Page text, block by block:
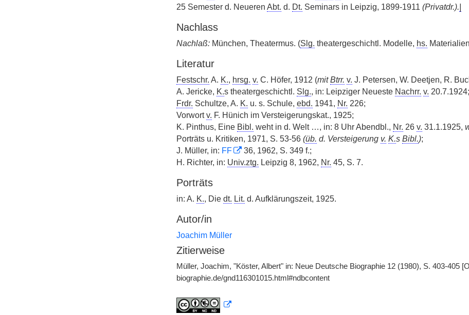
25 Semester d. Neueren Abt. d. Dt. Seminars in Leipzig, 1899-1911 (Privatdr.).
Nachlass
Nachlaß:München, Theatermus. (Slg. theatergeschichtl. Modelle, hs.
Literatur
Festschr. A. K., hrsg. v. C. Höfer, 1912 (mitBtrr. v. J. Petersen, W. Deetjen, R.
A. Jericke, K.s theatergeschichtl. Slg., in: Leipziger Neueste Nachrr. v. 20.7.1924;
Frdr. Schultze, A. K. u. s. Schule, ebd. 1941, Nr. 226;
Vorwortv. F. Hünich im Versteigerungskat., 1925;
K. Pinthus, Eine Bibl. weht in d. Welt …, in: 8 Uhr Abendbl., Nr. 26 v. 31.1.1925,
Porträts u. Kritiken, 1971, S. 53-56 (üb. d. Versteigerung v. K.s Bibl.);
J. Müller, in: FF
36, 1962, S. 349 f.;
H. Richter, in: Univ.ztg. Leipzig 8, 1962, Nr. 45, S. 7.
Porträts
in: A. K., Die dt. Lit. d. Aufklärungszeit, 1925.
Autor/in
Joachim Müller
Zitierweise
Müller, Joachim, "Köster, Albert" in: Neue Deutsche Biographie 12 (1980), S. 403-405
biographie.de/gnd116301015.html#ndbcontent